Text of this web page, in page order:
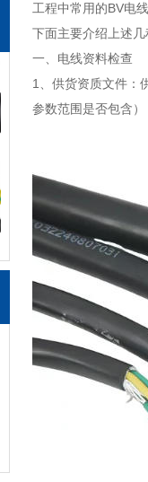
工程中常用的BV电
下面主要介绍上述
一、电线资料检查
1、供货资质文件：
参数范围是否包含）